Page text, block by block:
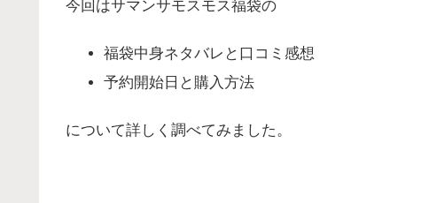
今回はサマンサモスモス福袋の
福袋中身ネタバレと口コミ感想
予約開始日と購入方法
について詳しく調べてみました。